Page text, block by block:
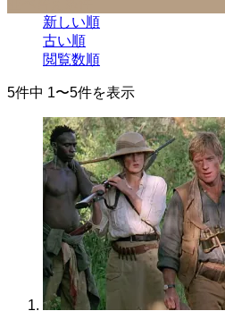
新しい順
古い順
閲覧数順
5件中 1〜5件を表示